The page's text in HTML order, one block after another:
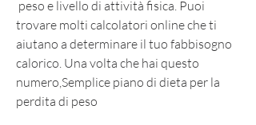
trovare molti calcolatori online che ti
aiutano a determinare il tuo fabbisogno
calorico. Una volta che hai questo
numero,Semplice piano di dieta per la
perdita di peso